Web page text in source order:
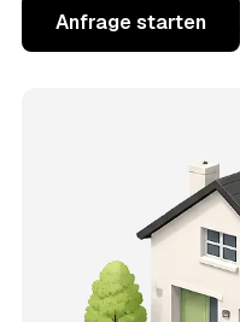
Anfrage starten